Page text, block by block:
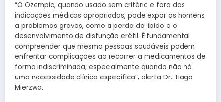
“O Ozempic, quando usado sem critério e fora das
indicações médicas apropriadas, pode expor os homens
a problemas graves, como a perda da libido e o
desenvolvimento de disfunção erétil. É fundamental
compreender que mesmo pessoas saudáveis podem
enfrentar complicações ao recorrer a medicamentos de
forma indiscriminada, especialmente quando não há
uma necessidade clínica específica”, alerta Dr. Tiago
Mierzwa.